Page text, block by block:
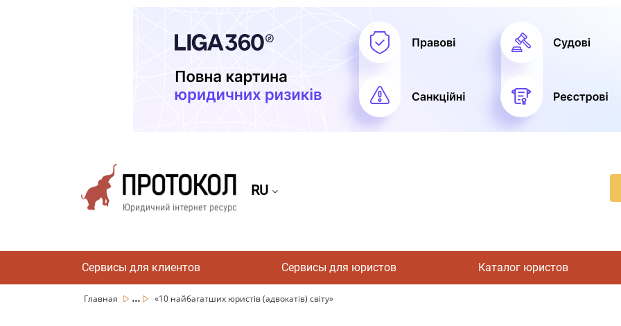
RU
Сервисы для клиентов Сервисы для юристов Каталог юристов
Главная ... «10 найбагатших юристів (адвокатів) світу»